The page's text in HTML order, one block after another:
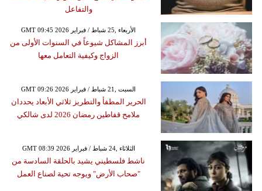
والتفاعل
GMT 09:45 2026 الأربعاء ,25 شباط / فبراير
أبرز المشاكل شيوعاً في السنوات الأولى من
الزواج وكيفية التعامل معها
GMT 09:26 2026 السبت ,21 شباط / فبراير
الحرير المطفأ والتطريز ثلاثي الأبعاد يحددان
ملامح قفاطين رمضان 2026 لدى شالكي
GMT 08:39 2026 الثلاثاء ,24 شباط / فبراير
ناشط فلسطيني يشيد بالحلقة السادسة من
"صحاب الأرض" ويوجه تحية لصناع العمل